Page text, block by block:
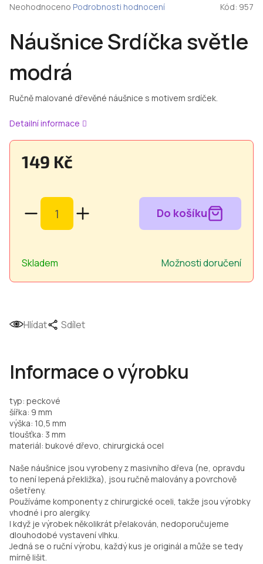
Náušnice Srdíčka světle
modrá
Ručně malované dřevěné náušnice s motivem srdíček.
Detailní informace
Hlídat Sdílet
149 Kč
Skladem Možnosti doručení
Průměrné
je
0,0
5
Neohodnoceno Podrobnosti hodnocení Kód: 957
Informace o výrobku
typ: peckové
šířka: 9 mm
výška: 10,5 mm
tloušťka: 3 mm
materiál: bukové dřevo, chirurgická ocel
Naše náušnice jsou vyrobeny z masivního dřeva (ne, opravdu
to není lepená překližka), jsou ručně malovány a povrchově
ošetřeny.
Používáme komponenty z chirurgické oceli, takže jsou výrobky
vhodné i pro alergiky.
I když je výrobek několikrát přelakován, nedoporučujeme
dlouhodobé vystavení vlhku.
Jedná se o ruční výrobu, každý kus je originál a může se tedy
mírně lišit.